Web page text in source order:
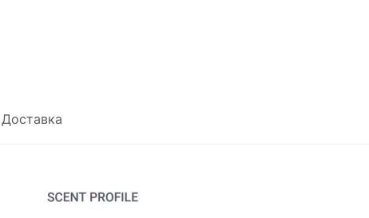
Доставка